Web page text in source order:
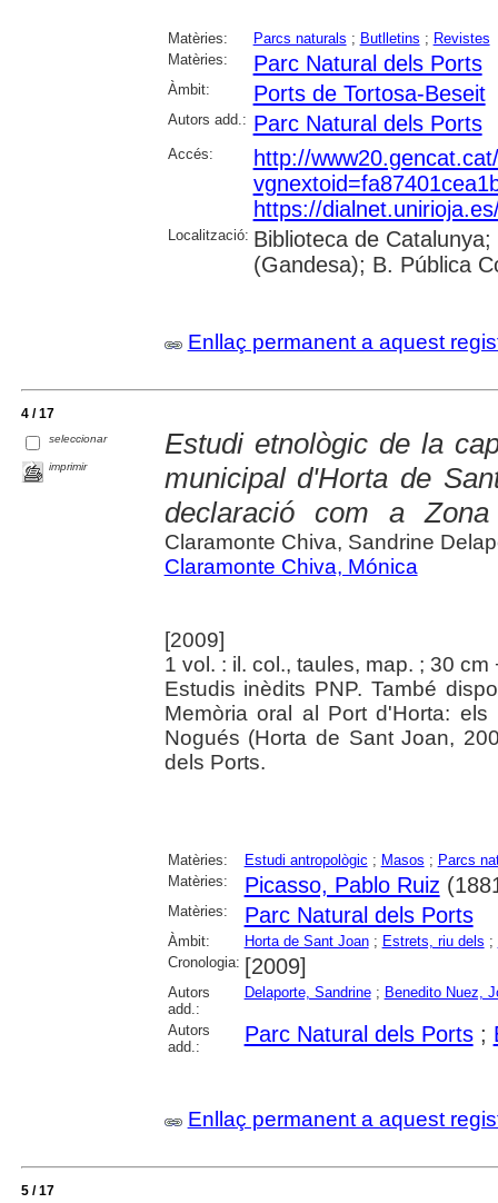
Matèries: Parcs naturals ; Butlletins ; Revistes
Matèries:
Parc Natural dels Ports
Àmbit: Ports de Tortosa-Beseit
Autors add.: Parc Natural dels Ports
Accés:
http://
https://
Localització: Biblioteca de
(Gandesa); B. Pública
Enllaç permanent a aquest
4 / 17
seleccionar
imprimir
Estudi etnològic de la
municipal d'Horta de
declaració com a Zona
Claramonte Chiva, Sandrine
Claramonte Chiva, Mónica
[2009]
1 vol. : il. col., taules, map. ; 30
Estudis inèdits PNP. També
Memòria oral al Port d'Horta:
Nogués (Horta de Sant Joan,
dels Ports.
Matèries: Estudi antropològic ; Masos ; Parcs
Matèries:
Picasso, Pablo Ruiz
Matèries: Parc Natural dels Ports
Àmbit: Horta de Sant Joan; Estrets, riu dels ;
Cronologia: [2009]
Autors
add.:
Delaporte, Sandrine; Benedito Nuez,
Autors
add.:
Parc Natural dels Ports;
Enllaç permanent a aquest
5 / 17